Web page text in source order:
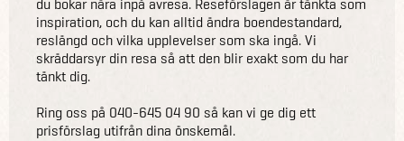
du bokar nära inpå avresa. Reseförslagen är tänkta som
inspiration, och du kan alltid ändra boendestandard,
reslängd och vilka upplevelser som ska ingå. Vi
skräddarsyr din resa så att den blir exakt som du har
tänkt dig.
Ring oss på 040-645 04 90 så kan vi ge dig ett
prisförslag utifrån dina önskemål.